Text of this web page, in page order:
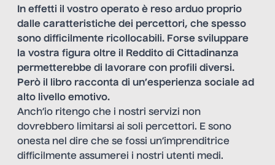
In effetti il vostro operato è reso arduo proprio
dalle caratteristiche dei percettori, che spesso
sono difficilmente ricollocabili. Forse sviluppare
la vostra figura oltre il Reddito di Cittadinanza
permetterebbe di lavorare con profili diversi.
Però il libro racconta di un’esperienza sociale ad
alto livello emotivo.
Anch’io ritengo che i nostri servizi non
dovrebbero limitarsi ai soli percettori. E sono
onesta nel dire che se fossi un’imprenditrice
difficilmente assumerei i nostri utenti medi.